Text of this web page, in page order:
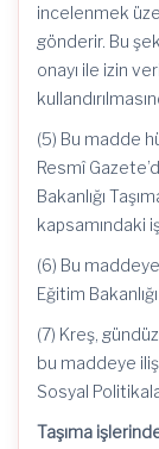
incelenmek
gönderir. Bu
onayı ile izin
(5) Bu madde
Resmî
Bakanlığı
kapsamındaki
(6) Bu
Eğitim
(7) Kreş,
bu maddeye
Sosyal
Taşıma